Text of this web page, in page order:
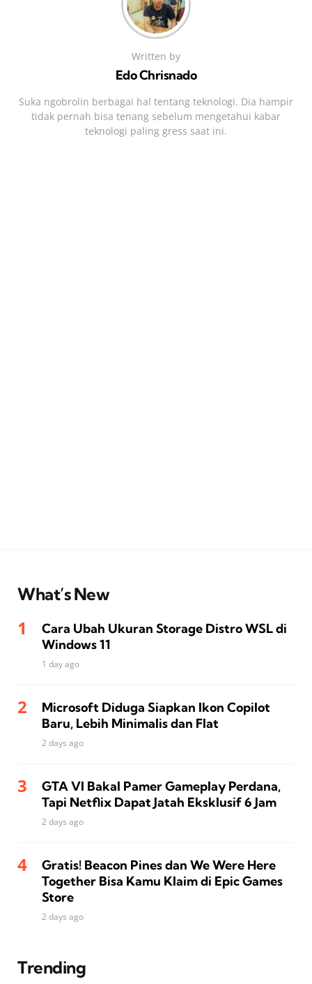
Written by
Edo Chrisnado
Suka ngobrolin berbagai hal tentang teknologi. Dia hampir
tidak pernah bisa tenang sebelum mengetahui kabar
teknologi paling gress saat ini.
What’s New
Cara Ubah Ukuran Storage Distro WSL di
Windows 11
1 day ago
Microsoft Diduga Siapkan Ikon Copilot
Baru, Lebih Minimalis dan Flat
2 days ago
GTA VI Bakal Pamer Gameplay Perdana,
Tapi Netflix Dapat Jatah Eksklusif 6 Jam
2 days ago
Gratis! Beacon Pines dan We Were Here
Together Bisa Kamu Klaim di Epic Games
Store
2 days ago
Trending